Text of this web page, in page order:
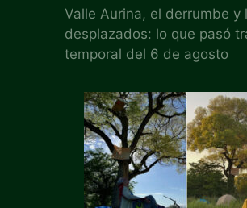
Valle Aurina, el derrumbe y
desplazados: lo que pasó
temporal del 6 de agosto